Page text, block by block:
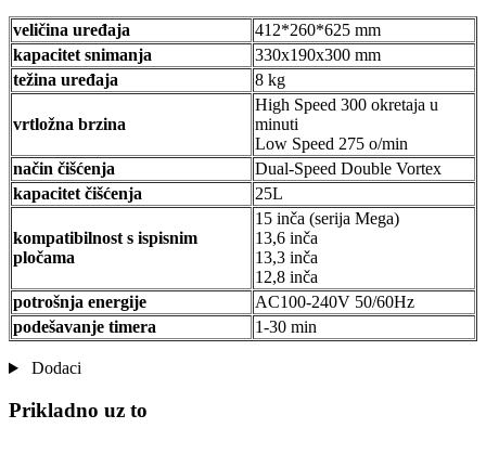
veličina uređaja
412*260*625 mm
kapacitet snimanja
330x190x300 mm
težina uređaja
8 kg
vrtložna brzina
High Speed 300 okretaja u
minuti
Low Speed 275 o/min
način čišćenja
Dual-Speed Double Vortex
kapacitet čišćenja
25L
kompatibilnost s ispisnim
pločama
15 inča (serija Mega)
13,6 inča
13,3 inča
12,8 inča
potrošnja energije
AC100-240V 50/60Hz
podešavanje timera
1-30 min
Dodaci
Prikladno uz to